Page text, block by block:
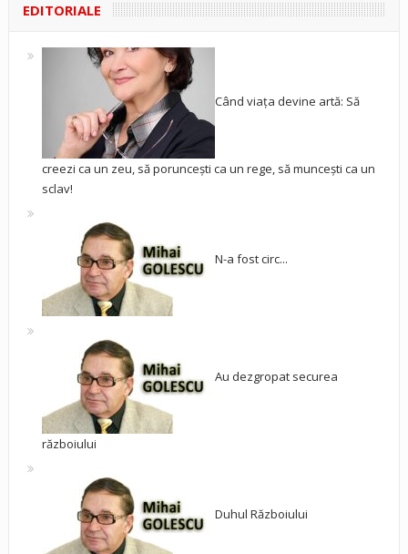
EDITORIALE
Când viața devine artă: Să
creezi ca un zeu, să poruncești ca un rege, să muncești ca un
sclav!
N-a fost circ...
Au dezgropat securea
războiului
Duhul Războiului